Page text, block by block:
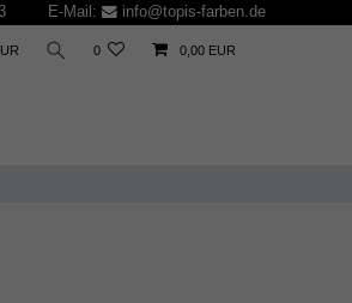
E-Mail: info@topis-farben.de
0 0,00 EUR